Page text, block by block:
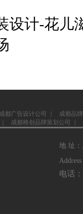
设计-花儿
成都广告设计公司
成都品
成都格创品牌策划公司
地 址
电话